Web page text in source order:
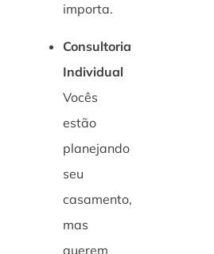
importa.
Consultoria
Individual
Vocês
estão
planejando
seu
casamento,
mas
querem